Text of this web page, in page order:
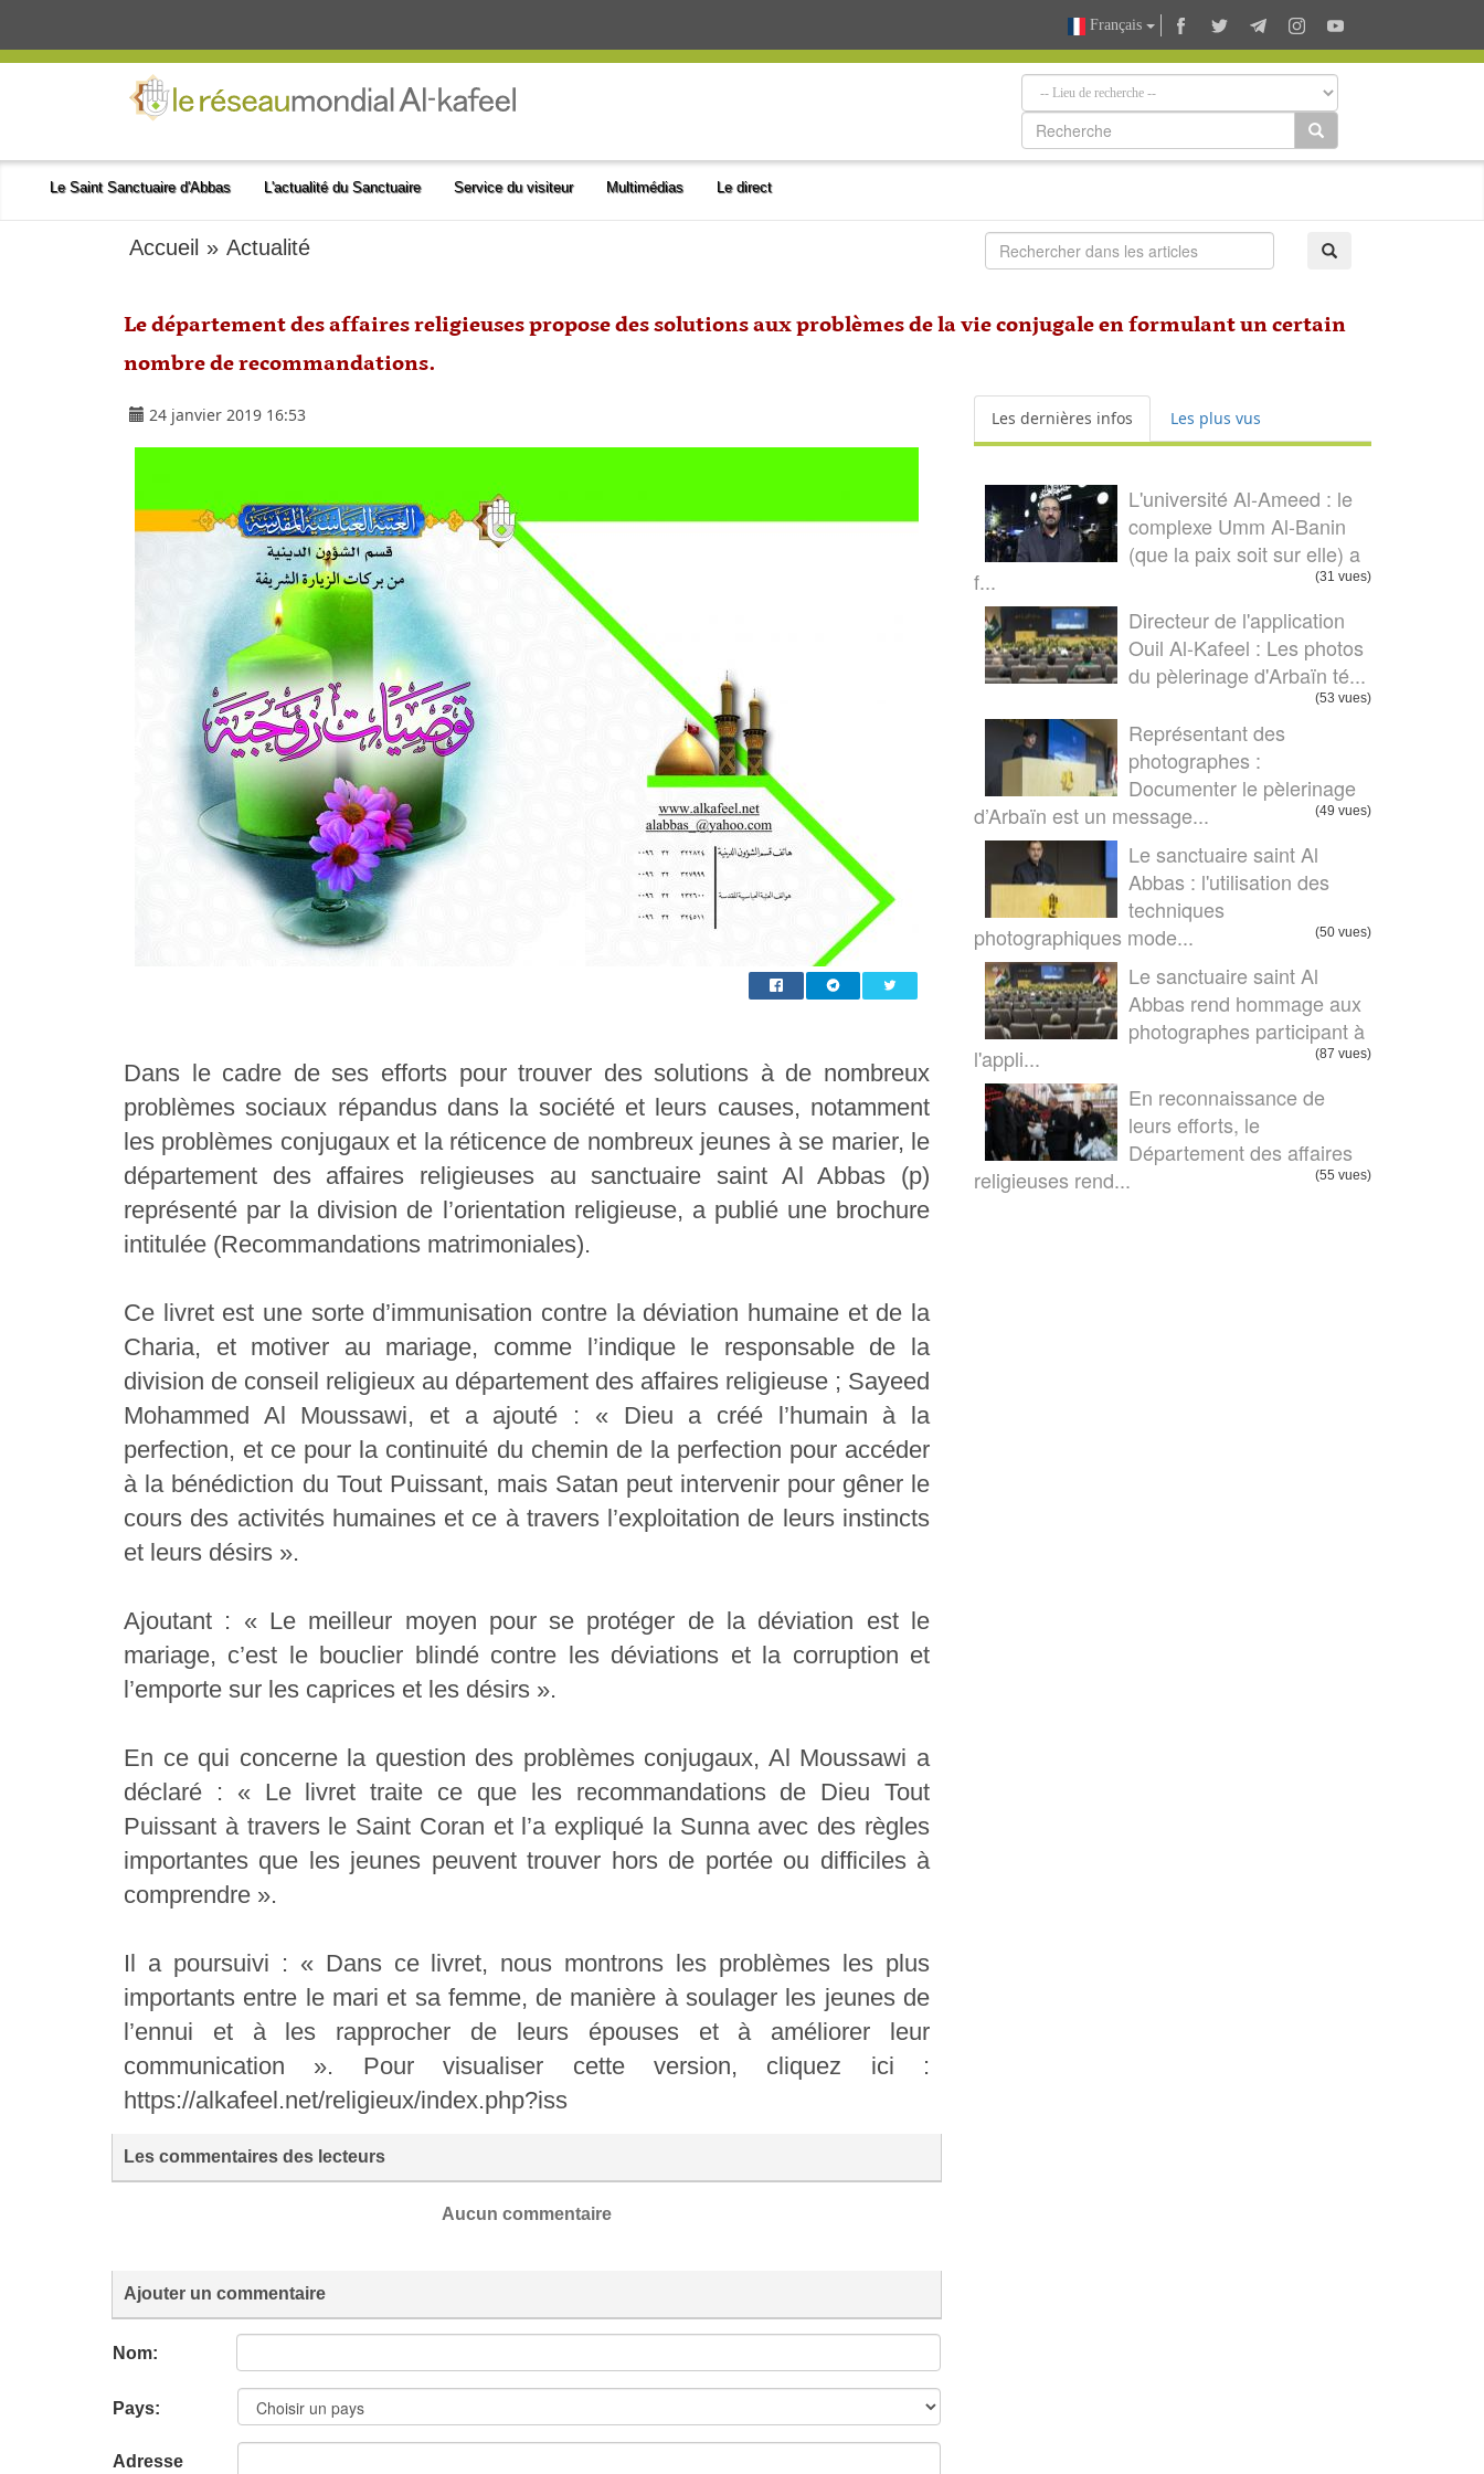
Français
Le Saint Sanctuaire d'Abbas L'actualité du Sanctuaire Service du visiteur Multimédias Le direct
Accueil »Actualité
Le département des affaires religieuses propose des solutions aux problèmes de la vie conjugale en formulant un certain
nombre de recommandations.
24 janvier 2019 16:53
Dans le cadre de ses efforts pour trouver des solutions à de nombreux
problèmes sociaux répandus dans la société et leurs causes, notamment
les problèmes conjugaux et la réticence de nombreux jeunes à se marier, le
département des affaires religieuses au sanctuaire saint Al Abbas (p)
représenté par la division de l’orientation religieuse, a publié une brochure
intitulée (Recommandations matrimoniales).
Ce livret est une sorte d’immunisation contre la déviation humaine et de la
Charia, et motiver au mariage, comme l’indique le responsable de la
division de conseil religieux au département des affaires religieuse ; Sayeed
Mohammed Al Moussawi, et a ajouté : « Dieu a créé l’humain à la
perfection, et ce pour la continuité du chemin de la perfection pour accéder
à la bénédiction du Tout Puissant, mais Satan peut intervenir pour gêner le
cours des activités humaines et ce à travers l’exploitation de leurs instincts
et leurs désirs ».
Ajoutant : « Le meilleur moyen pour se protéger de la déviation est le
mariage, c’est le bouclier blindé contre les déviations et la corruption et
l’emporte sur les caprices et les désirs ».
En ce qui concerne la question des problèmes conjugaux, Al Moussawi a
déclaré : « Le livret traite ce que les recommandations de Dieu Tout
Puissant à travers le Saint Coran et l’a expliqué la Sunna avec des règles
importantes que les jeunes peuvent trouver hors de portée ou difficiles à
comprendre ».
Il a poursuivi : « Dans ce livret, nous montrons les problèmes les plus
importants entre le mari et sa femme, de manière à soulager les jeunes de
l’ennui et à les rapprocher de leurs épouses et à améliorer leur
communication ». Pour visualiser cette version, cliquez ici :
https://alkafeel.net/religieux/index.php?iss
Les commentaires des lecteurs
Aucun commentaire
Ajouter un commentaire
Nom:
Pays:
Adresse
Les dernières infos Les plus vus
L'université Al-Ameed : le
complexe Umm Al-Banin
(que la paix soit sur elle) a
f...
(31 vues)
Directeur de l'application
Ouil Al-Kafeel : Les photos
du pèlerinage d'Arbaïn té...
(53 vues)
Représentant des
photographes :
Documenter le pèlerinage
d’Arbaïn est un message...
(49 vues)
Le sanctuaire saint Al
Abbas : l'utilisation des
techniques
photographiques mode...
(50 vues)
Le sanctuaire saint Al
Abbas rend hommage aux
photographes participant à
l'appli...
(87 vues)
En reconnaissance de
leurs efforts, le
Département des affaires
religieuses rend...
(55 vues)